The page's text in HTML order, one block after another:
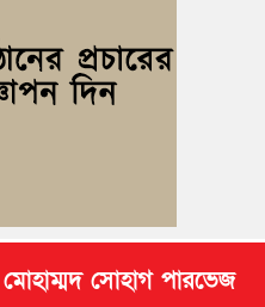
পিটিয়ে হাত ভাঙার অভিযোগ,
সোহাগ পারভেজ